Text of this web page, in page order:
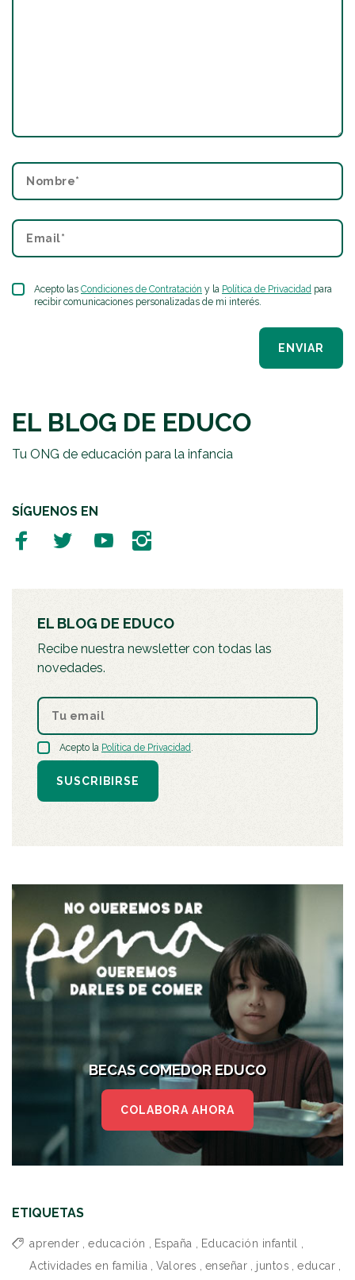
Acepto las Condiciones de Contratación y la Política de Privacidad para
recibir comunicaciones personalizadas de mi interés.
ENVIAR
EL BLOG DE EDUCO
Tu ONG de educación para la infancia
SÍGUENOS EN
EL BLOG DE EDUCO
Recibe nuestra newsletter con todas las
novedades.
Acepto la Política de Privacidad
SUSCRIBIRSE
BECAS COMEDOR EDUCO
COLABORA AHORA
ETIQUETAS
aprender educación España Educación infantil
Actividades en familia
Valores enseñar juntos educar